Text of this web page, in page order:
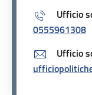
Ufficio
0555961308
Ufficio